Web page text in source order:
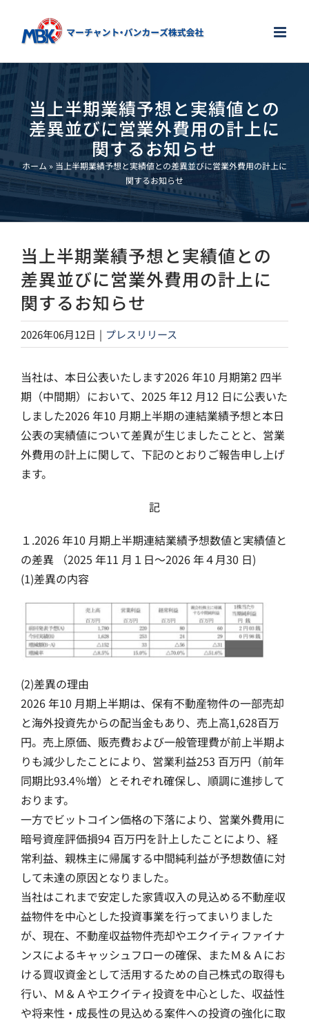
content
当上半期業績予想と実績値との
差異並びに営業外費用の計上に
関するお知らせ
ホーム » 当上半期業績予想と実績値との差異並びに営業外費用の計上に
関するお知らせ
当上半期業績予想と実績値との
差異並びに営業外費用の計上に
関するお知らせ
2026年06月12日 | プレスリリース
当社は、本日公表いたします2026 年10 月期第2 四半
期（中間期）において、2025 年12 月12 日に公表いた
しました2026 年10 月期上半期の連結業績予想と本日
公表の実績値について差異が生じましたことと、営業
外費用の計上に関して、下記のとおりご報告申し上げ
ます。
記
１.2026 年10 月期上半期連結業績予想数値と実績値と
の差異 （2025 年11 月１日～2026 年４月30 日)
(1)差異の内容
(2)差異の理由
2026 年10 月期上半期は、保有不動産物件の一部売却
と海外投資先からの配当金もあり、売上高1,628百万
円。売上原価、販売費および一般管理費が前上半期よ
りも減少したことにより、営業利益253 百万円（前年
同期比93.4％増）とそれぞれ確保し、順調に進捗して
おります。
一方でビットコイン価格の下落により、営業外費用に
暗号資産評価損94 百万円を計上したことにより、経
常利益、親株主に帰属する中間純利益が予想数値に対
して未達の原因となりました。
当社はこれまで安定した家賃収入の見込める不動産収
益物件を中心とした投資事業を行ってまいりました
が、現在、不動産収益物件売却やエクイティファイナ
ンスによるキャッシュフローの確保、またＭ＆Ａにお
ける買収資金として活用するための自己株式の取得も
行い、Ｍ＆Ａやエクイティ投資を中心とした、収益性
や将来性・成長性の見込める案件への投資の強化に取